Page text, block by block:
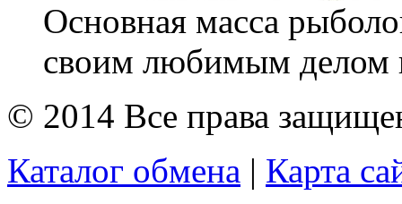
Основная масса
своим любимым делом
© 2014 Все права
Каталог обмена | Карта